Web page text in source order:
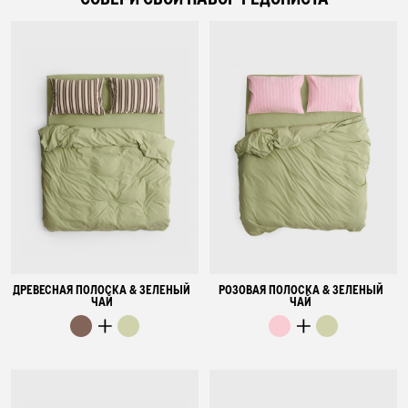
ДРЕВЕСНАЯ ПОЛОСКА & ЗЕЛЕНЫЙ
ЧАЙ
РОЗОВАЯ ПОЛОСКА & ЗЕЛЕНЫЙ
ЧАЙ